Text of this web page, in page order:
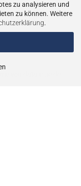
zu analysieren und
zu können. Weitere
.
SIND NICHT